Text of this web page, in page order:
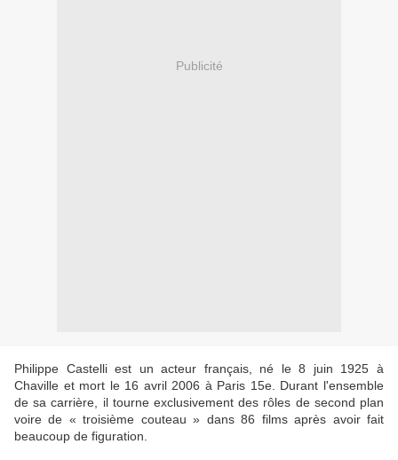
Publicité
Philippe Castelli est un acteur français, né le 8 juin 1925 à
Chaville et mort le 16 avril 2006 à Paris 15e. Durant l'ensemble
de sa carrière, il tourne exclusivement des rôles de second plan
voire de « troisième couteau » dans 86 films après avoir fait
beaucoup de figuration.